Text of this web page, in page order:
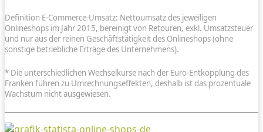
Definition E-Commerce-Umsatz: Nettoumsatz des jeweiligen
Onlineshops im Jahr 2015, bereinigt von Retouren, exkl. Umsatzsteuer
und nur aus der reinen Geschäftstätigkeit des Onlineshops (ohne
sonstige betriebliche Erträge des Unternehmens).
* Die unterschiedlichen Wechselkurse nach der Euro-Entkopplung des
Franken führen zu Umrechnungseffekten, deshalb ist das prozentuale
Wachstum nicht ausgewiesen.